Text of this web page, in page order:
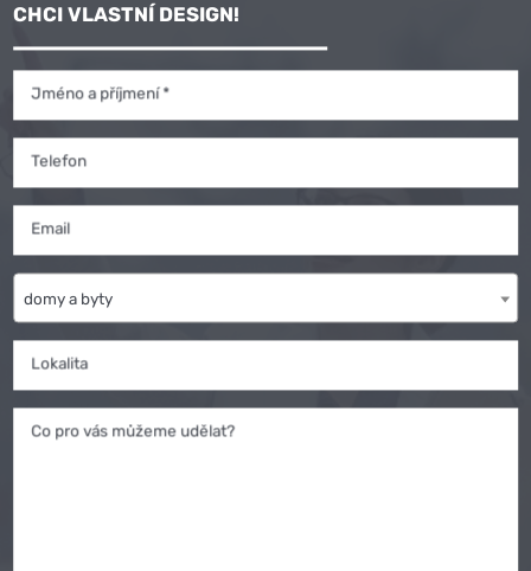
CHCI VLASTNÍ DESIGN!
Jméno a příjmení *
Telefon
Email
domy a byty
Lokalita
Co pro vás můžeme udělat?